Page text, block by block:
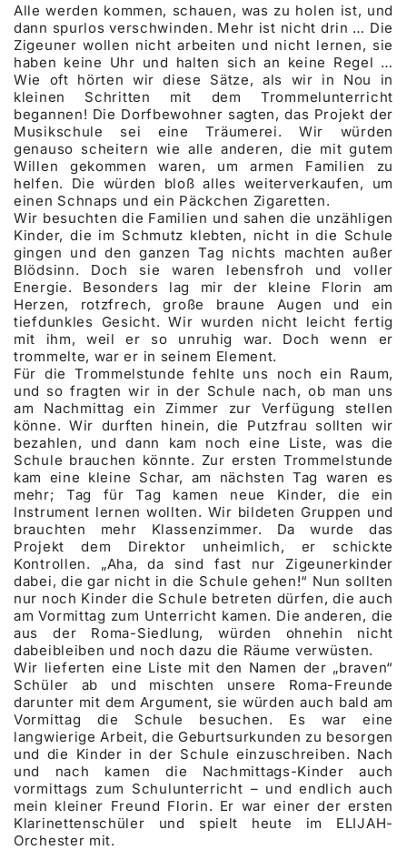
Alle werden kommen, schauen, was zu holen ist, und
dann spurlos verschwinden. Mehr ist nicht drin … Die
Zigeuner wollen nicht arbeiten und nicht lernen, sie
haben keine Uhr und halten sich an keine Regel …
Wie oft hörten wir diese Sätze, als wir in Nou in
kleinen Schritten mit dem Trommelunterricht
begannen! Die Dorfbewohner sagten, das Projekt der
Musikschule sei eine Träumerei. Wir würden
genauso scheitern wie alle anderen, die mit gutem
Willen gekommen waren, um armen Familien zu
helfen. Die würden bloß alles weiterverkaufen, um
einen Schnaps und ein Päckchen Zigaretten.
Wir besuchten die Familien und sahen die unzähligen
Kinder, die im Schmutz klebten, nicht in die Schule
gingen und den ganzen Tag nichts machten außer
Blödsinn. Doch sie waren lebensfroh und voller
Energie. Besonders lag mir der kleine Florin am
Herzen, rotzfrech, große braune Augen und ein
tiefdunkles Gesicht. Wir wurden nicht leicht fertig
mit ihm, weil er so unruhig war. Doch wenn er
trommelte, war er in seinem Element.
Für die Trommelstunde fehlte uns noch ein Raum,
und so fragten wir in der Schule nach, ob man uns
am Nachmittag ein Zimmer zur Verfügung stellen
könne. Wir durften hinein, die Putzfrau sollten wir
bezahlen, und dann kam noch eine Liste, was die
Schule brauchen könnte. Zur ersten Trommelstunde
kam eine kleine Schar, am nächsten Tag waren es
mehr; Tag für Tag kamen neue Kinder, die ein
Instrument lernen wollten. Wir bildeten Gruppen und
brauchten mehr Klassenzimmer. Da wurde das
Projekt dem Direktor unheimlich, er schickte
Kontrollen. „Aha, da sind fast nur Zigeunerkinder
dabei, die gar nicht in die Schule gehen!“ Nun sollten
nur noch Kinder die Schule betreten dürfen, die auch
am Vormittag zum Unterricht kamen. Die anderen, die
aus der Roma-Siedlung, würden ohnehin nicht
dabeibleiben und noch dazu die Räume verwüsten.
Wir lieferten eine Liste mit den Namen der „braven“
Schüler ab und mischten unsere Roma-Freunde
darunter mit dem Argument, sie würden auch bald am
Vormittag die Schule besuchen. Es war eine
langwierige Arbeit, die Geburtsurkunden zu besorgen
und die Kinder in der Schule einzuschreiben. Nach
und nach kamen die Nachmittags-Kinder auch
vormittags zum Schulunterricht – und endlich auch
mein kleiner Freund Florin. Er war einer der ersten
Klarinettenschüler und spielt heute im ELIJAH-
Orchester mit.